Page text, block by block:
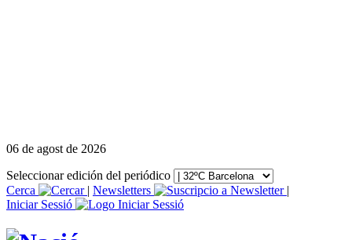
06 de agost de 2026
Seleccionar edición del periódico
Cerca
| Newsletters
|
Iniciar Sessió